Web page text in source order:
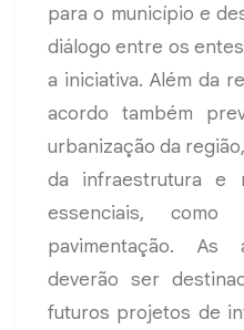
para o município e
diálogo entre os
a iniciativa. Além da
acordo também
urbanização da
da infraestrutura e
essenciais, como
pavimentação. As
deverão ser
futuros projetos de